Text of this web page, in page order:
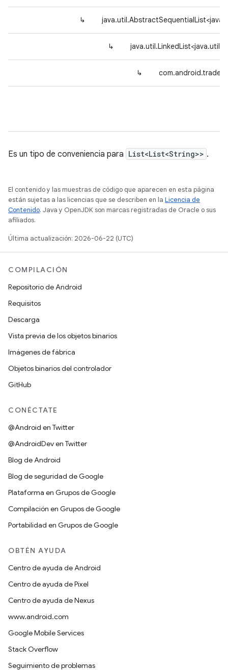
↳
↳
↳
Es un tipo de conveniencia para List<List<String>> .
El contenido y las muestras de código que aparecen en esta página
están sujetas a las licencias que se describen en la Licencia de
Contenido. Java y OpenJDK son marcas registradas de Oracle o sus
afiliados.
Última actualización: 2026-06-22 (UTC)
COMPILACIÓN
Repositorio de Android
Requisitos
Descarga
Vista previa de los objetos binarios
Imágenes de fábrica
Objetos binarios del controlador
GitHub
CONÉCTATE
@Android en Twitter
@AndroidDev en Twitter
Blog de Android
Blog de seguridad de Google
Plataforma en Grupos de Google
Compilación en Grupos de Google
Portabilidad en Grupos de Google
OBTÉN AYUDA
Centro de ayuda de Android
Centro de ayuda de Pixel
Centro de ayuda de Nexus
www.android.com
Google Mobile Services
Stack Overflow
Seguimiento de problemas